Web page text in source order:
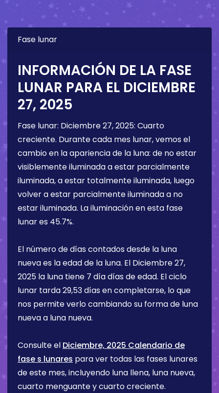
Fase lunar
INFORMACIÓN DE LA FASE
LUNAR PARA EL DICIEMBRE
27, 2025
Fase lunar: Diciembre 27, 2025: Cuarto
creciente. Durante cada mes lunar, vemos el
cambio en la apariencia de la luna: de no estar
visiblemente iluminada a estar parcialmente
iluminada, a estar totalmente iluminada, luego
volver a estar parcialmente iluminada a no
estar iluminada. La iluminación en esta fase
lunar es 45.7%.
El número de días contados desde la luna
nueva es la edad de la luna. El Diciembre 27,
2025 la luna tiene 7 díadías de edad. El ciclo
lunar tarda 29,53 días en completarse, lo que
nos permite verlo cambiando su forma de luna
nueva a luna nueva.
Consulte el Diciembre, 2025 Calendario de
fase s lunares para ver todas las fases lunares
de este mes, incluyendo luna llena, luna nueva,
cuarto menguante y cuarto creciente.